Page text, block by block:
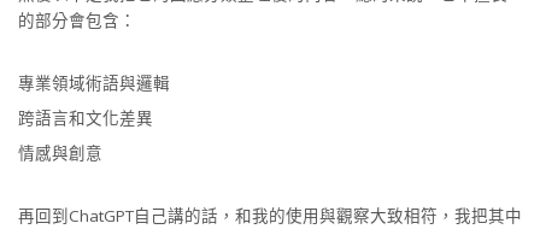
的部分會包含：
專業領域術語與邏輯
跨語言和文化差異
情感與創意
再回到ChatGPT自己講的話，和我的使用與觀察大致相符，我把其中